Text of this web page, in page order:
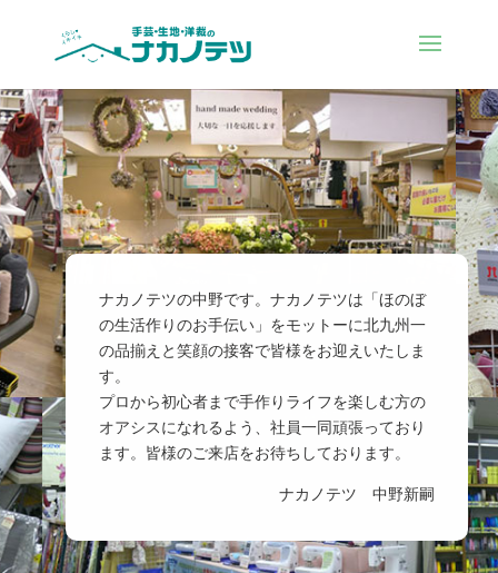
ナカノテツの中野です。ナカノテツは「ほのぼ
の生活作りのお手伝い」をモットーに北九州一
の品揃えと笑顔の接客で皆様をお迎えいたしま
す。
プロから初心者まで手作りライフを楽しむ方の
オアシスになれるよう、社員一同頑張っており
ます。皆様のご来店をお待ちしております。
ナカノテツ 中野新嗣